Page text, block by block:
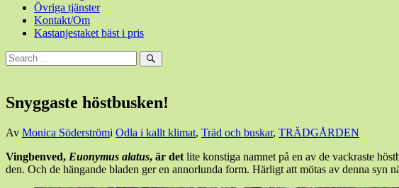
Övriga tjänster
Kontakt/Om
Kastanjestaket bäst i pris
Sök
efter:
Sök
Snyggaste höstbusken!
Den
oktober,
20181
Av Monica Söderströmi Odla i kallt klimat, Träd och buskar, TRÄDGÅRDEN
Vingbenved, Euonymus alatus, är det lite konstiga namnet på en av de vackraste
den. Och de hängande bladen ger en annorlunda form. Härligt att mötas av denna